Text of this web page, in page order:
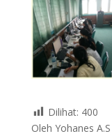
Dilihat: 400
Oleh Yohanes A.S